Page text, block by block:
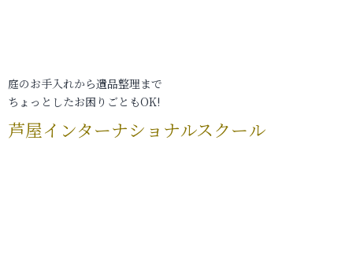
庭のお手入れから遺品整理まで
ちょっとしたお困りごともOK!
芦屋インターナショナルスクール